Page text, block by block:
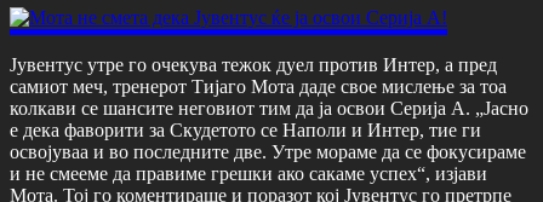
Јувентус утре го очекува тежок дуел против Интер, а пред
самиот меч, тренерот Тијаго Мота даде свое мислење за тоа
колкави се шансите неговиот тим да ја освои Серија А. „Јасно
е дека фаворити за Скудетото се Наполи и Интер, тие ги
освојуваа и во последните две. Утре мораме да се фокусираме
и не смееме да правиме грешки ако сакаме успех“, изјави
Мота. Тој го коментираше и поразот кој Јувентус го претрпе